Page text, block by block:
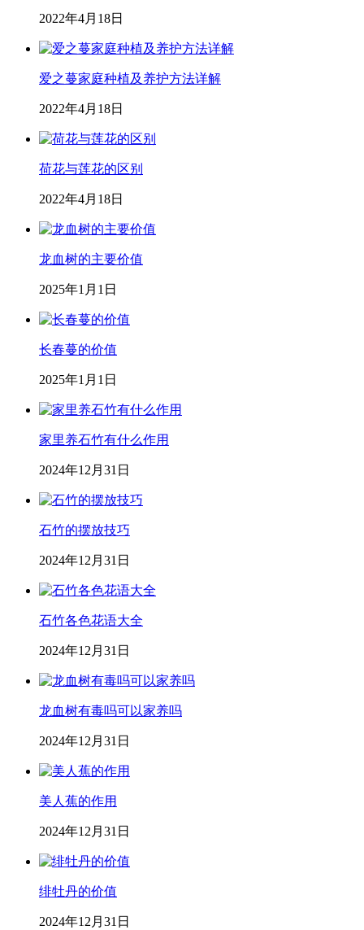
2022年4月18日
爱之蔓家庭种植及养护方法详解
2022年4月18日
荷花与莲花的区别
2022年4月18日
龙血树的主要价值
2025年1月1日
长春蔓的价值
2025年1月1日
家里养石竹有什么作用
2024年12月31日
石竹的摆放技巧
2024年12月31日
石竹各色花语大全
2024年12月31日
龙血树有毒吗可以家养吗
2024年12月31日
美人蕉的作用
2024年12月31日
绯牡丹的价值
2024年12月31日